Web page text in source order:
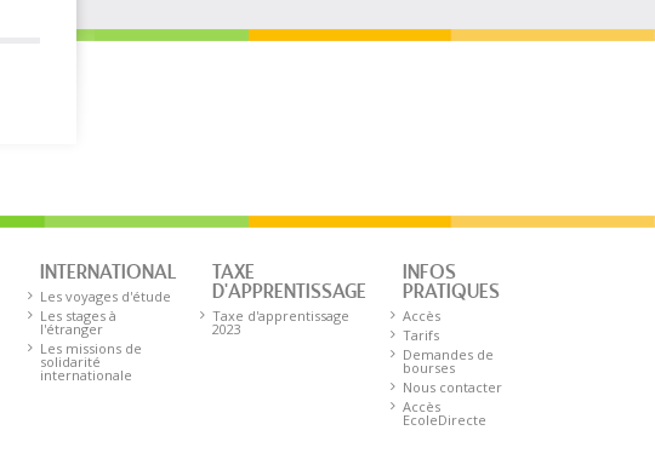
INTERNATIONAL
Les voyages d'étude
Les stages à
l'étranger
Les missions de
solidarité
internationale
TAXE
D'APPRENTISSAGE
Taxe d'apprentissage
2023
INFOS
PRATIQUES
Accès
Tarifs
Demandes de
bourses
Nous contacter
Accès
EcoleDirecte